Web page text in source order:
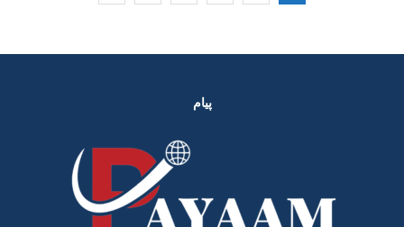
پیام